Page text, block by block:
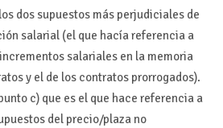
dos supuestos más perjudiciales de
salarial (el que hacía referencia a
salariales en la memoria
y el de los contratos prorrogados).
c) que es el que hace referencia a
del precio/plaza no